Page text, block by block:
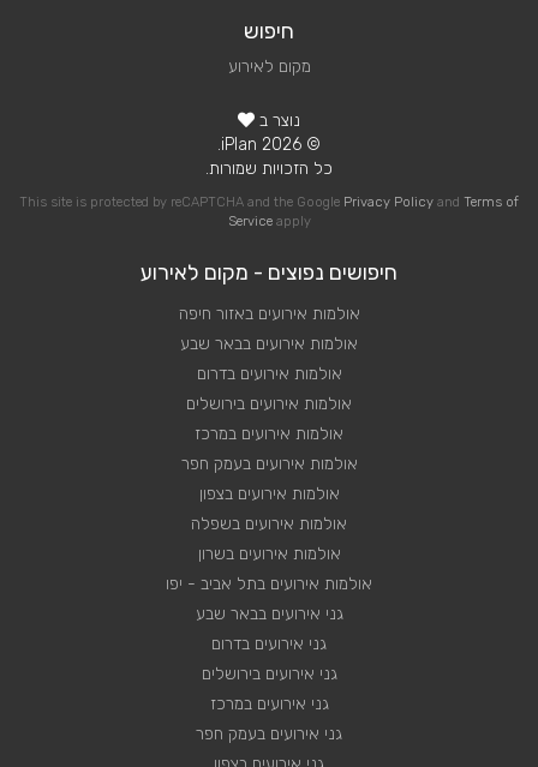
חיפוש
מקום לאירוע
נוצר ב
© 2026 iPlan.
כל הזכויות שמורות.
This site is protected by reCAPTCHA and the Google Privacy Policy and Terms of
Serviceapply
חיפושים נפוצים - מקום לאירוע
אולמות אירועים באזור חיפה
אולמות אירועים בבאר שבע
אולמות אירועים בדרום
אולמות אירועים בירושלים
אולמות אירועים במרכז
אולמות אירועים בעמק חפר
אולמות אירועים בצפון
אולמות אירועים בשפלה
אולמות אירועים בשרון
אולמות אירועים בתל אביב - יפו
גני אירועים בבאר שבע
גני אירועים בדרום
גני אירועים בירושלים
גני אירועים במרכז
גני אירועים בעמק חפר